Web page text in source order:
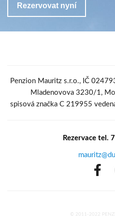
Penzion Mauritz s.r.o., IČ
Mladenovova 3230/1,
spisová značka C 219955
Rezervace tel.
© 2011-2022